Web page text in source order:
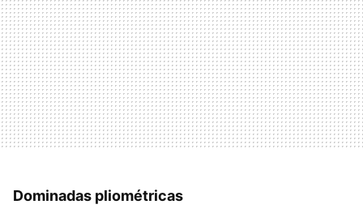
Dominadas pliométricas